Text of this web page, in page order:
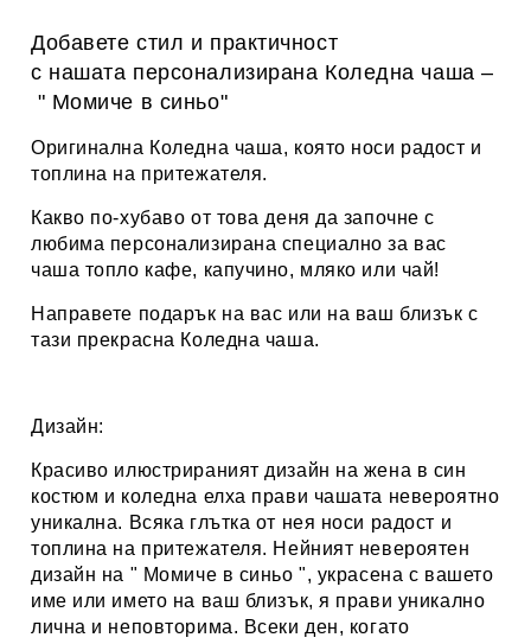
Добавете стил и практичност
с нашата персонализирана Коледна чаша –
" Момиче в синьо"
Оригинална Коледна чаша, която носи радост и
топлина на притежателя.
Какво по-хубаво от това деня да започне с
любима персонализирана специално за вас
чаша топло кафе, капучино, мляко или чай!
Направете подарък на вас или на ваш близък с
тази прекрасна Коледна чаша.
Дизайн:
Красиво илюстрираният дизайн на жена в син
костюм и коледна елха прави чашата невероятно
уникална. Всяка глътка от нея носи радост и
топлина на притежателя. Нейният невероятен
дизайн на " Момиче в синьо ", украсена с вашето
име или името на ваш близък, я прави уникално
лична и неповторима. Всеки ден, когато